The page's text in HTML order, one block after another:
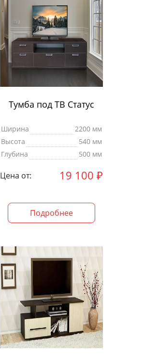
Тумба под ТВ Статус
Ширина
2200 мм
Высота
540 мм
Глубина
500 мм
Цена от: 19 100 ₽
Подробнее